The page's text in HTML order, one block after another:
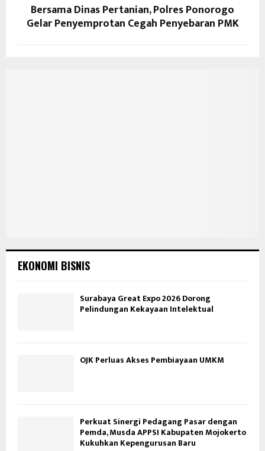
Bersama Dinas Pertanian, Polres Ponorogo
Gelar Penyemprotan Cegah Penyebaran PMK
EKONOMI BISNIS
Surabaya Great Expo 2026 Dorong
Pelindungan Kekayaan Intelektual
OJK Perluas Akses Pembiayaan UMKM
Perkuat Sinergi Pedagang Pasar dengan
Pemda, Musda APPSI Kabupaten Mojokerto
Kukuhkan Kepengurusan Baru